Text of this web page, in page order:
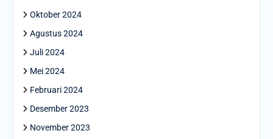
Oktober 2024
Agustus 2024
Juli 2024
Mei 2024
Februari 2024
Desember 2023
November 2023